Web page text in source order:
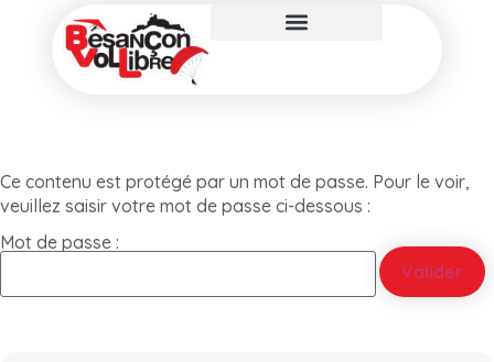
Ce contenu est protégé par un mot de passe. Pour le voir,
veuillez saisir votre mot de passe ci-dessous :
Mot de passe :